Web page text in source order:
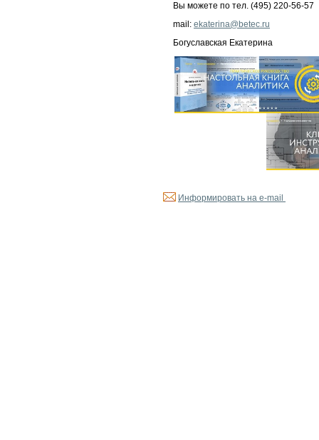
Вы можете по тел. (495) 220-56-57
mail: ekaterina@betec.ru
Богуславская Екатерина
Информировать на e-mail